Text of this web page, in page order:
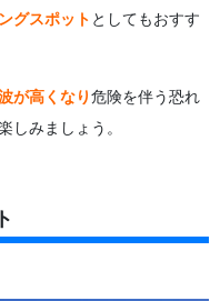
グスポット としてもおすす
が高くなり危険を伴う恐れ
しみましょう。